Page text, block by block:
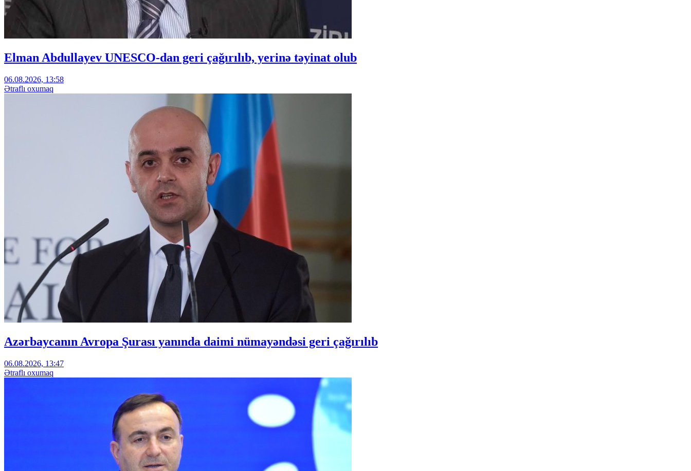
Elman Abdullayev UNESCO-dan geri çağırılıb, yerinə təyinat olub
06.08.2026, 13:58
Ətraflı oxumaq
Azərbaycanın Avropa Şurası yanında daimi nümayəndəsi geri çağırılıb
06.08.2026, 13:47
Ətraflı oxumaq